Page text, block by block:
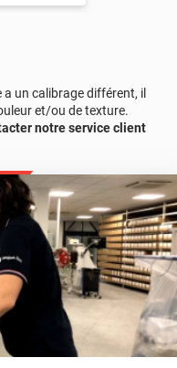
de nettoyer
avant l'application du
et d'éviter la
un calibrage différent, il
et/ou de texture.
notre service client